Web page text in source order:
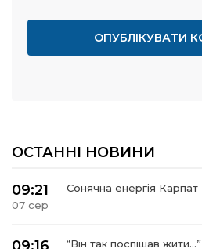
ОСТАННІ НОВИНИ
09:21
07 сер
Сонячна енергія Карпат
“Він так поспішав жити…”